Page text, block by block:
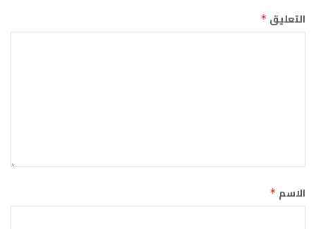
التعليق *
الاسم *